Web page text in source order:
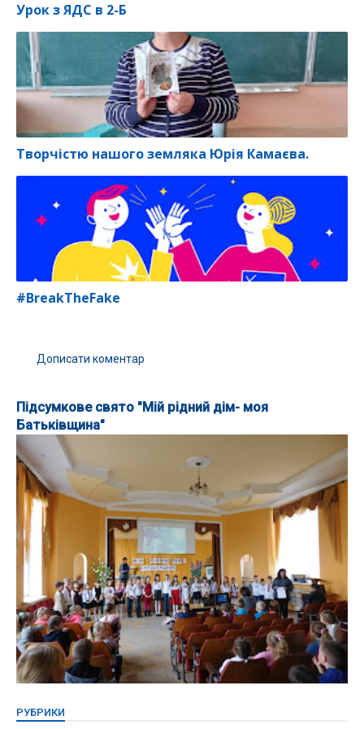
Урок з ЯДС в 2-Б
Творчістю нашого земляка Юрія Камаєва.
#BreakTheFake
Дописати коментар
Підсумкове свято "Мій рідний дім- моя
Батьківщина"
РУБРИКИ